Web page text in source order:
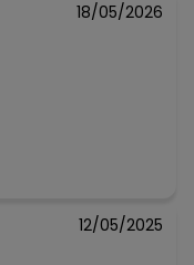
18/05/2026
12/05/2025